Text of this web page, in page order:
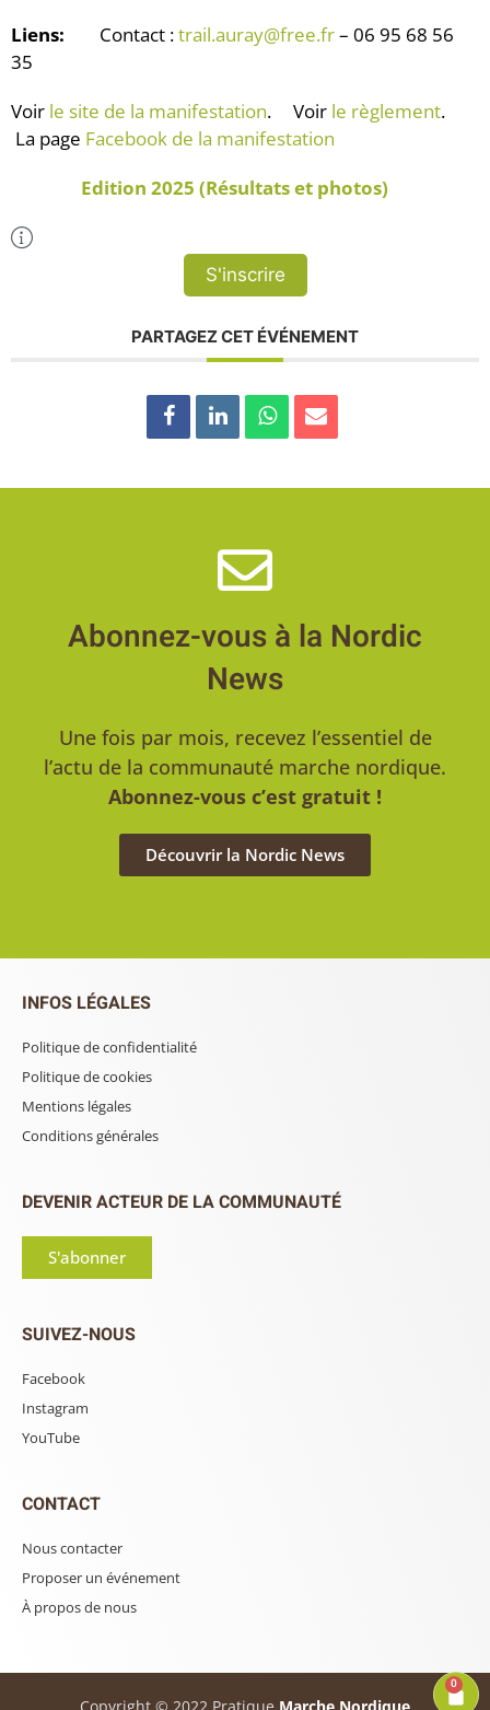
Liens:
Contact :trail.auray@free.fr– 06 95 68 56
35
Voir le site de la manifestation. Voir le règlement.
La page Facebook de la manifestation
Edition 2025 (Résultats et photos)
S'inscrire
PARTAGEZ CET ÉVÉNEMENT
Abonnez-vous à la Nordic
News
Une fois par mois, recevez l’essentiel de
l’actu de la communauté marche nordique.
Abonnez-vous c’est gratuit !
Découvrir la Nordic News
INFOS LÉGALES
Politique de confidentialité
Politique de cookies
Mentions légales
Conditions générales
DEVENIR ACTEUR DE LA COMMUNAUTÉ
S'abonner
SUIVEZ-NOUS
Facebook
Instagram
YouTube
CONTACT
Nous contacter
Proposer un événement
À propos de nous
0